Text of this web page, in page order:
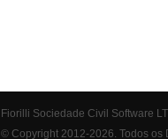
Fiorilli Sociedade Civil Software
© Copyright 2012-2026. Todos os